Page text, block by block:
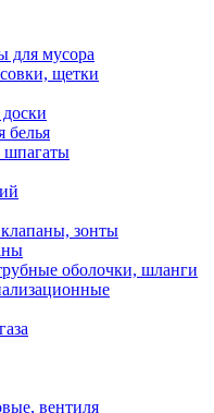
для мусора
щетки
белья
зонты
оболочки, шланги
вентиля